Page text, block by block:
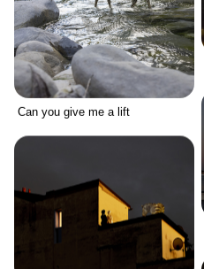
Can you give me a lift